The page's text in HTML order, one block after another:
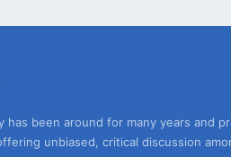
has been around for many years and
unbiased, critical discussion